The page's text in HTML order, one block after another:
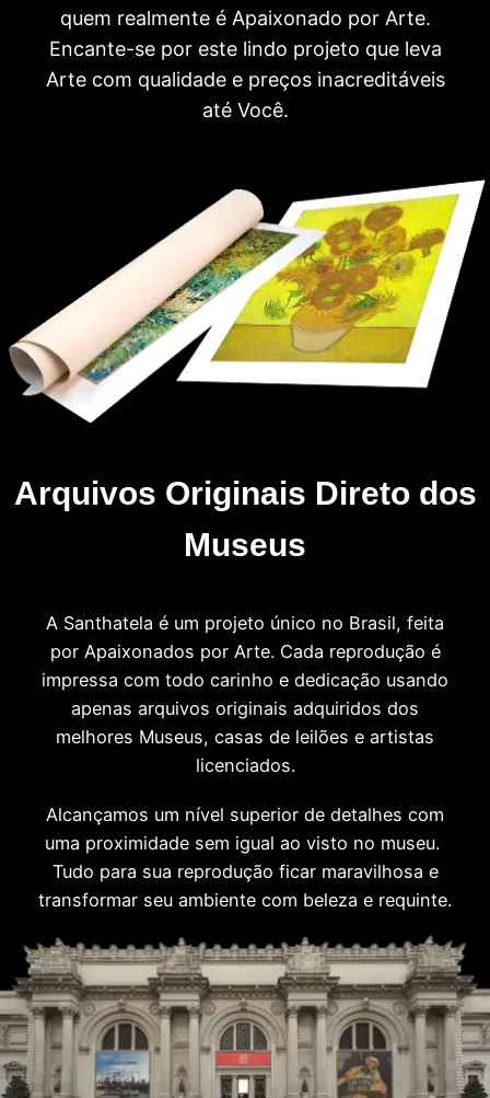
quem realmente é Apaixonado por Arte.
Encante-se por este lindo projeto que leva
Arte com qualidade e preços inacreditáveis
até Você.
Arquivos Originais Direto dos
Museus
A Santhatela é um projeto único no Brasil, feita
por Apaixonados por Arte. Cada reprodução é
impressa com todo carinho e dedicação usando
apenas arquivos originais adquiridos dos
melhores Museus, casas de leilões e artistas
licenciados.
Alcançamos um nível superior de detalhes com
uma proximidade sem igual ao visto no museu.
Tudo para sua reprodução ficar maravilhosa e
transformar seu ambiente com beleza e requinte.